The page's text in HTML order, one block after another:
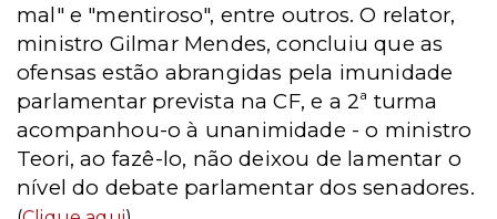
mal" e "mentiroso", entre outros. O relator,
ministro Gilmar Mendes, concluiu que as
ofensas estão abrangidas pela imunidade
parlamentar prevista na CF, e a 2ª turma
acompanhou-o à unanimidade - o ministro
Teori, ao fazê-lo, não deixou de lamentar o
nível do debate parlamentar dos senadores.